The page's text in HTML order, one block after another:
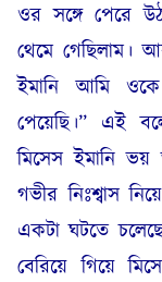
ওর সঙ্গে পেরে
থেমে গেছিলাম।
ইমানি আমি
পেয়েছি।” এই
মিসেস ইমানি
গভীর নিঃশ্বাস
একটা ঘটতে
বেরিয়ে গিয়ে